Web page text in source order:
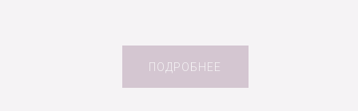
ПОДРОБНЕЕ